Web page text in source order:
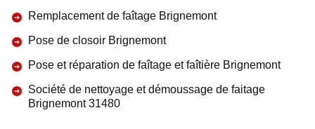
Remplacement de faîtage Brignemont
Pose de closoir Brignemont
Pose et réparation de faîtage et faîtière Brignemont
Société de nettoyage et démoussage de faitage
Brignemont 31480